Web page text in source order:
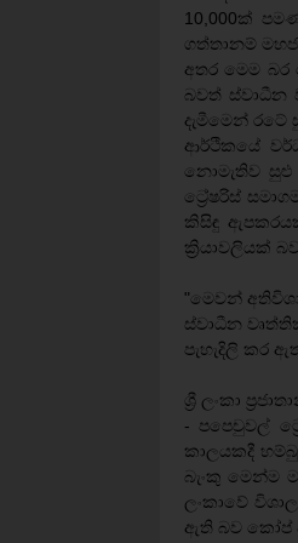
10,000ක්
ගත්තානම්
අතර මෙම බර
බවත් ස්වාධීන
දැමීමෙන්
ආර්ථිකයේ
නොමැතිව
ට්‍රේෂරිස්
කිසිඳු
ක්‍රියාවලියක්
"මෙවන්
ස්වාධීන
පැහැදිලි කර
ශ්‍රී ලංකා
- පපෙචුවල්
කාලයකදී හම්බු
බැංකු මෙන්ම
ලංකාවේ
ඇති බව කෝප්